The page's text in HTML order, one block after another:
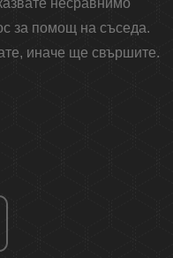
несравнимо
за помощ на съседа.
иначе ще свършите.